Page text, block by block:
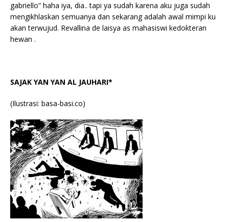
gabriello” haha iya, dia.. tapi ya sudah karena aku juga sudah
mengikhlaskan semuanya dan sekarang adalah awal mimpi ku
akan terwujud. Revallina de laisya as mahasiswi kedokteran
hewan .
SAJAK YAN YAN AL JAUHARI*
(Ilustrasi: basa-basi.co)